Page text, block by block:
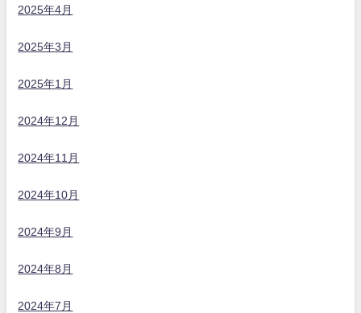
2025年4月
2025年3月
2025年1月
2024年12月
2024年11月
2024年10月
2024年9月
2024年8月
2024年7月